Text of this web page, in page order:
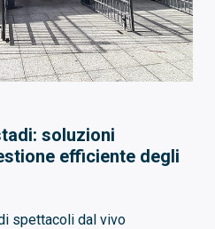
soluzioni
efficiente degli
spettacoli dal vivo